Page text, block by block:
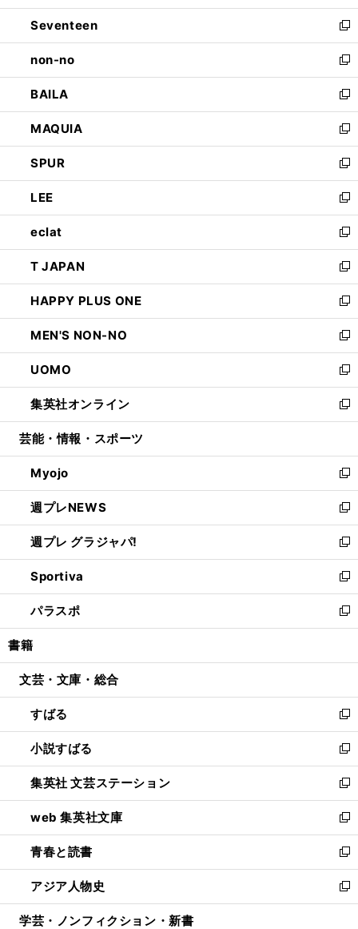
開
く
ウ
で
開
く
ン
ド
ウ
で
開
く
Seventeen
新
し
い
ウ
ィ
ン
ド
ウ
で
開
く
non-no
新
し
い
ウ
ィ
ン
ド
ウ
で
開
く
BAILA
新
し
い
ウ
ィ
ン
ド
ウ
で
開
く
MAQUIA
新
し
い
ウ
ィ
ン
ド
ウ
で
開
く
SPUR
新
し
い
ウ
ィ
ン
ド
ウ
で
開
く
LEE
新
し
い
ウ
ィ
ン
ド
ウ
で
開
く
eclat
新
し
い
ウ
ィ
ン
ド
ウ
で
開
く
T JAPAN
新
し
い
ウ
ィ
ン
ド
ウ
で
開
HAPPY PLUS ONE
新
し
い
ウ
ィ
ン
ド
ウ
開
く
MEN'S NON-NO
新
し
い
ウ
ィ
ン
ウ
で
開
く
UOMO
新
し
い
ウ
ン
ド
ウ
で
開
く
集英社オンライン
新
し
ウ
ィ
ン
ド
ウ
で
開
く
芸能・情報・スポーツ
Myojo
新
し
い
ウ
ィ
ン
ド
ウ
で
開
週プレNEWS
新
し
い
ウ
ィ
ン
ド
ウ
開
週プレ グラジャパ!
新
し
い
ウ
ィ
ン
ウ
開
く
Sportiva
新
し
い
ウ
ン
ウ
で
開
く
パラスポ
新
し
ウ
ン
ド
ウ
で
開
く
書籍
文芸・文庫・総合
すばる
新
し
い
ウ
ィ
ン
ド
ウ
で
開
く
小説すばる
新
し
い
ウ
ィ
ン
ド
ウ
で
開
集英社 文芸ステーション
新
し
い
ウ
ィ
ン
ド
ウ
web 集英社文庫
新
し
い
ウ
ィ
ン
青春と読書
新
し
い
ウ
アジア人物史
新
し
学芸・ノンフィクション・新書